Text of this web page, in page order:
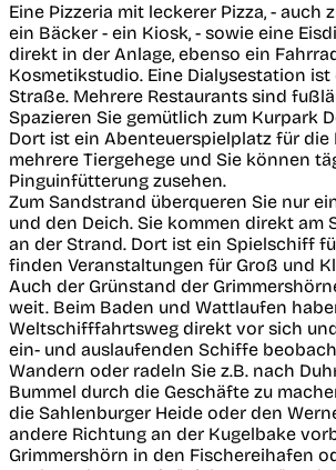
Eine Pizzeria mit leckerer Pizza, - auch
ein Bäcker - ein Kiosk, - sowie eine
direkt in der Anlage, ebenso ein
Kosmetikstudio. Eine Dialysestation
Straße. Mehrere Restaurants sind
Spazieren Sie gemütlich zum Kurpark
Dort ist ein Abenteuerspielplatz für die
mehrere Tiergehege und Sie können
Pinguinfütterung zusehen.
Zum Sandstrand überqueren Sie nur
und den Deich. Sie kommen direkt am
an der Strand. Dort ist ein Spielschiff
finden Veranstaltungen für Groß und
Auch der Grünstand der
weit. Beim Baden und Wattlaufen
Weltschifffahrtsweg direkt vor sich
ein- und auslaufenden Schiffe
Wandern oder radeln Sie z.B. nach
Bummel durch die Geschäfte zu
die Sahlenburger Heide oder den
andere Richtung an der Kugelbake
Grimmershörn in den Fischereihafen